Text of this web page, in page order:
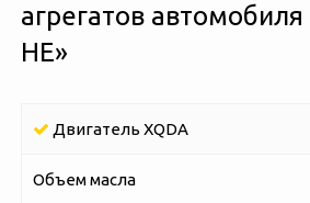
агрегатов
HE»
Двигатель XQDA
Объем масла